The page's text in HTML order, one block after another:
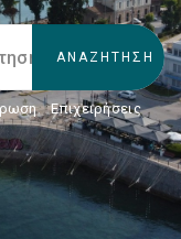
, Επιχειρήσεις